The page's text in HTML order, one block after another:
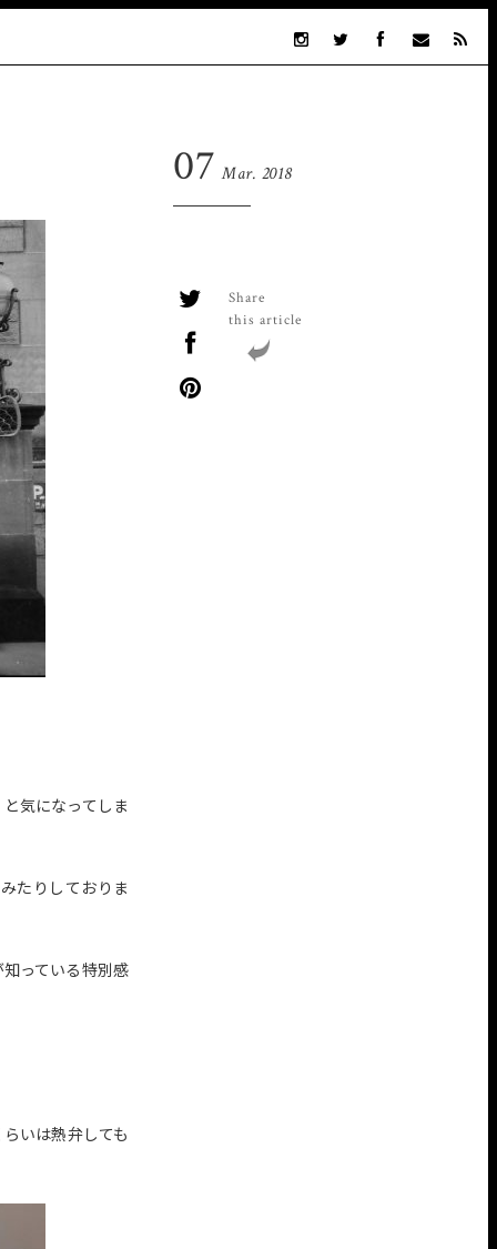
07 Mar. 2018
Share
this article
気になってしま
たりしておりま
っている特別感
いは熱弁しても